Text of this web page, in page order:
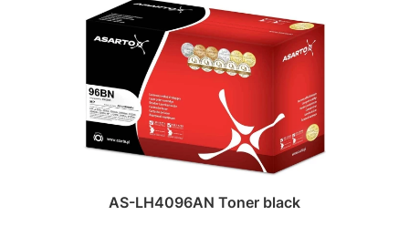
AS-LH4096AN Toner black